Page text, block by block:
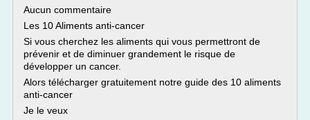
Aucun commentaire
Les 10 Aliments anti-cancer
Si vous cherchez les aliments qui vous permettront de
prévenir et de diminuer grandement le risque de
développer un cancer.
Alors télécharger gratuitement notre guide des 10 aliments
anti-cancer
Je le veux